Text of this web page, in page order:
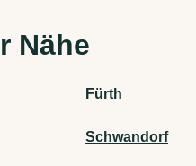
Nähe
Fürth
Schwandorf